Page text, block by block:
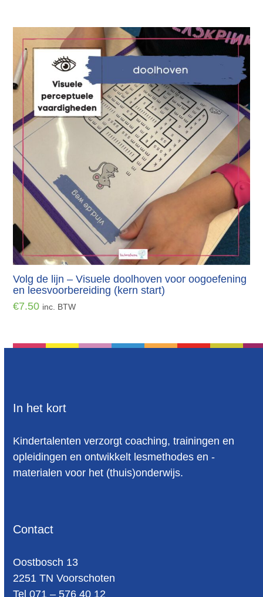
Volg de lijn – Visuele doolhoven voor oogoefening
en leesvoorbereiding (kern start)
€7.50 inc. BTW
In het kort
Kindertalenten verzorgt coaching, trainingen en
opleidingen en ontwikkelt lesmethodes en -
materialen voor het (thuis)onderwijs.
Contact
Oost­bosch 13
2251 TN Voorschoten
Tel 071 – 576 40 12